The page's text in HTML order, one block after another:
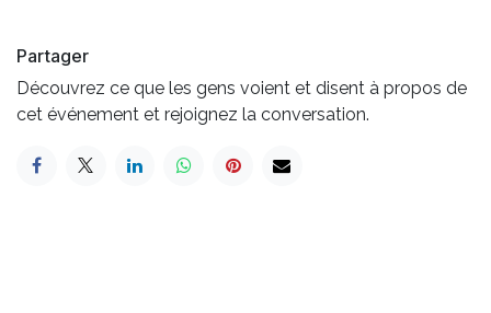
Partager
Découvrez ce que les gens voient et disent à propos de
cet événement et rejoignez la conversation.